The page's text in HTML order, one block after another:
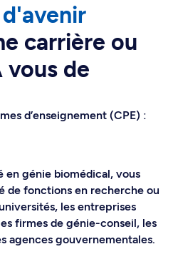
carrière ou
vous de
d’enseignement (CPE) :
en génie biomédical, vous
de fonctions en recherche ou
les entreprises
firmes de génie-conseil, les
agences gouvernementales.